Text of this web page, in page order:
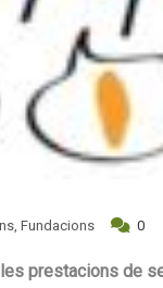
Fundacions 0
prestacions de